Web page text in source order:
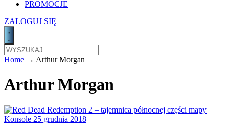
PROMOCJE
ZALOGUJ SIĘ
Home → Arthur Morgan
Arthur Morgan
Konsole 25 grudnia 2018